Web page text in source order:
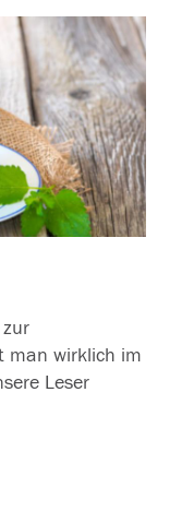
man wirklich im
Leser